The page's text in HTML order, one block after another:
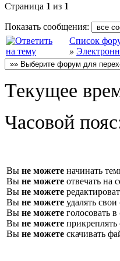
Страница 1 из 1
Показать сообщения:
Список
»
Текущее
Часовой
Вы не можете начинать
Вы не можете отвечать на
Вы не можете
Вы не можете удалять
Вы не можете голосовать
Вы не можете
Вы не можете скачивать